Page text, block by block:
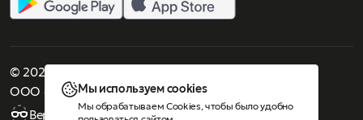
© 2026 Роскошное зрение. Все права защищены
ООО «Люнеттес-оптика»
Версия для слабовидящих
Мы используем cookies
Мы обрабатываем Cookies, чтобы было удобно